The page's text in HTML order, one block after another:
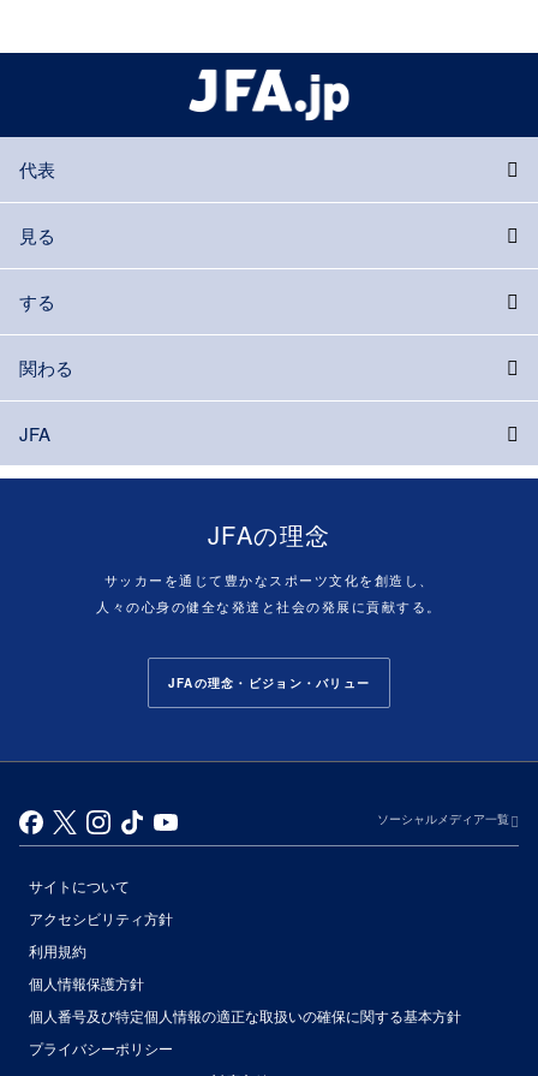
代表
見る
する
関わる
JFA
JFAの理念
サッカーを通じて豊かなスポーツ文化を創造し、
人々の心身の健全な発達と社会の発展に貢献する。
JFAの理念・ビジョン・バリュー
ソーシャルメディア一覧
サイトについて
アクセシビリティ方針
利用規約
個人情報保護方針
個人番号及び特定個人情報の適正な取扱いの確保に関する基本方針
プライバシーポリシー